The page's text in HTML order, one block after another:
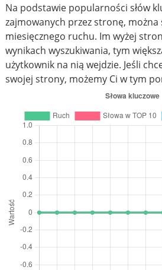
Na podstawie popularności słów
zajmowanych przez stronę, można
miesięcznego ruchu. Im wyżej
wynikach wyszukiwania, tym
użytkownik na nią wejdzie. Jeśli
swojej strony, możemy Ci w tym